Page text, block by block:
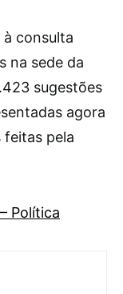
consulta
na sede da
sugestões
agora
pela
Política